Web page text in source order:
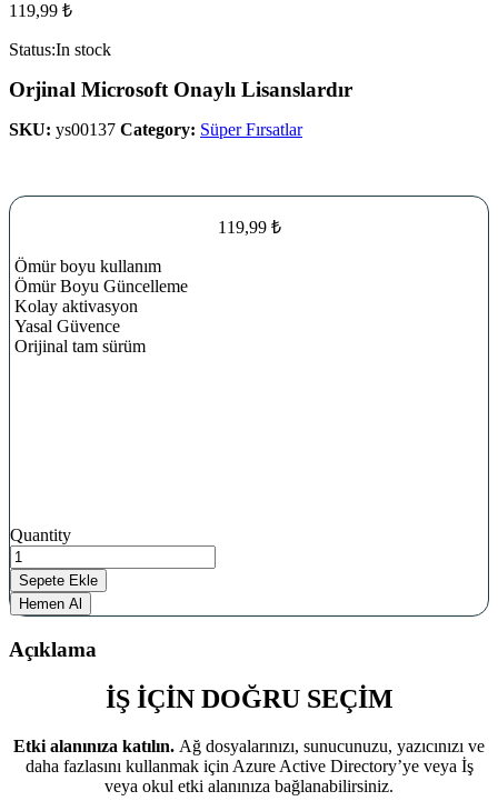
119,99 ₺
Status:In stock
Orjinal Microsoft Onaylı Lisanslardır
SKU: ys00137 Category: Süper Fırsatlar
119,99 ₺
Ömür boyu kullanım
Ömür Boyu Güncelleme
Kolay aktivasyon
Yasal Güvence
Orijinal tam sürüm
Windows
10
Enterprise
ve
Office
Pro
Anahtarı
quantity
Quantity
Sepete Ekle
Hemen Al
Açıklama
İŞ İÇİN DOĞRU SEÇİM
Etki alanınıza katılın. Ağ dosyalarınızı, sunucunuzu, yazıcınızı ve
daha fazlasını kullanmak için Azure Active Directory’ye veya İş
veya okul etki alanınıza bağlanabilirsiniz.